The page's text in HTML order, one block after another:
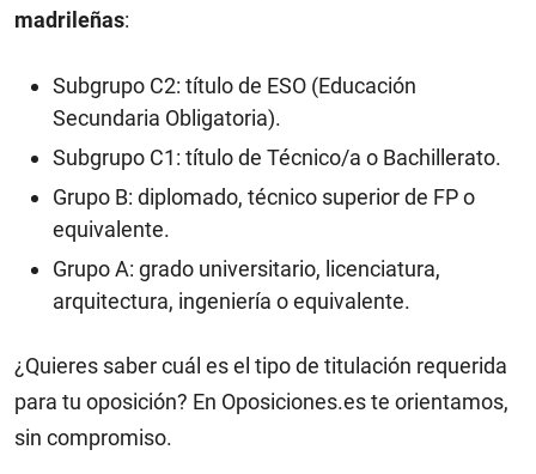
madrileñas:
Subgrupo C2: título de ESO (Educación
Secundaria Obligatoria).
Subgrupo C1: título de Técnico/a o Bachillerato.
Grupo B: diplomado, técnico superior de FP o
equivalente.
Grupo A: grado universitario, licenciatura,
arquitectura, ingeniería o equivalente.
¿Quieres saber cuál es el tipo de titulación requerida
para tu oposición? En Oposiciones.es te orientamos,
sin compromiso.